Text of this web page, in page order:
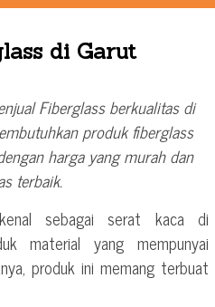
di Garut
Fiberglass berkualitas di
produk fiberglass
harga yang murah dan
terbaik.
sebagai serat kaca di
material yang mempunyai
produk ini memang terbuat